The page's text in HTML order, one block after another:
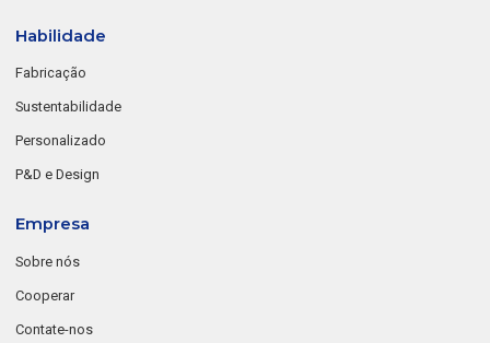
Habilidade
Fabricação
Sustentabilidade
Personalizado
P&D e Design
Empresa
Sobre nós
Cooperar
Contate-nos